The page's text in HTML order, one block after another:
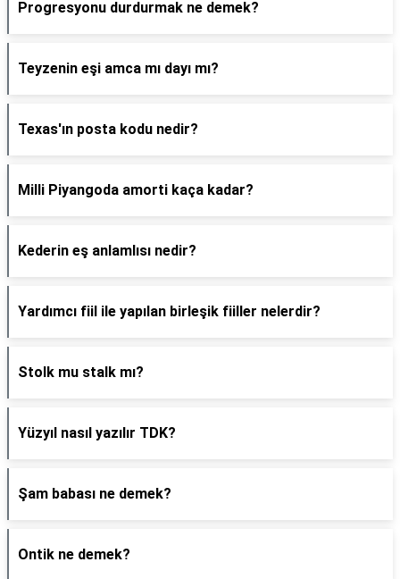
Progresyonu durdurmak ne demek?
Teyzenin eşi amca mı dayı mı?
Texas'ın posta kodu nedir?
Milli Piyangoda amorti kaça kadar?
Kederin eş anlamlısı nedir?
Yardımcı fiil ile yapılan birleşik fiiller nelerdir?
Stolk mu stalk mı?
Yüzyıl nasıl yazılır TDK?
Şam babası ne demek?
Ontik ne demek?